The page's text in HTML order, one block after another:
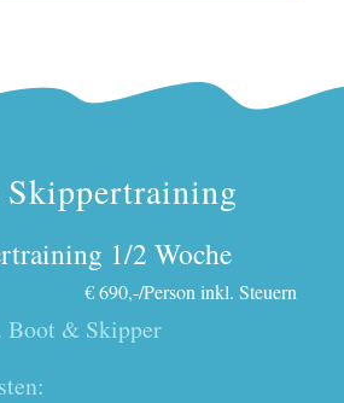
Skippertraining
1/2 Woche
€ 690,-/Person inkl. Steuern
Boot & Skipper